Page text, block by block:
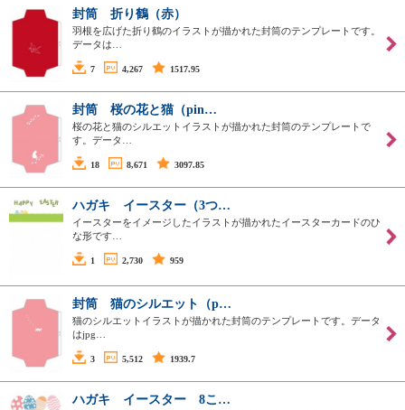
封筒 折り鶴（赤）
羽根を広げた折り鶴のイラストが描かれた封筒のテンプレートです。
データは…
7 4,267 1517.95
封筒 桜の花と猫（pin…
桜の花と猫のシルエットイラストが描かれた封筒のテンプレートで
す。データ…
18 8,671 3097.85
ハガキ イースター（3つ…
イースターをイメージしたイラストが描かれたイースターカードのひ
な形です…
1 2,730 959
封筒 猫のシルエット（p…
猫のシルエットイラストが描かれた封筒のテンプレートです。データ
はjpg…
3 5,512 1939.7
ハガキ イースター 8こ…